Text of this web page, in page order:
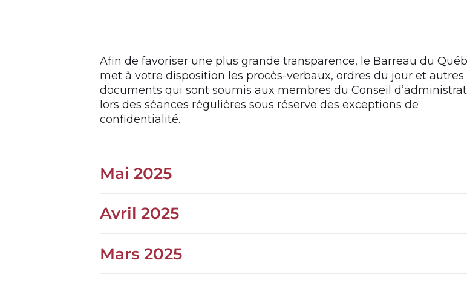
Afin de favoriser une plus grande transparence, le Barreau du
met à votre disposition les procès-verbaux, ordres du jour et autres
documents qui sont soumis aux membres du Conseil
lors des séances régulières sous réserve des exceptions de
confidentialité.
Mai 2025
Avril 2025
Mars 2025